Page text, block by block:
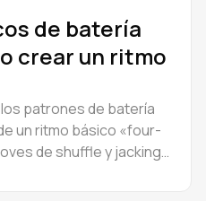
de batería
crear un ritmo
patrones de batería
un ritmo básico «four-
de shuffle y jacking.